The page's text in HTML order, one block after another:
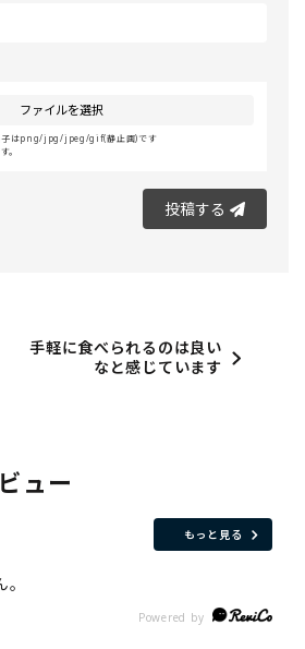
ファイルを選択
子はpng/jpg/jpeg/gif(静止画)です
。
投稿する
手軽に食べられるのは良い
なと感じています
ュー
もっと見る